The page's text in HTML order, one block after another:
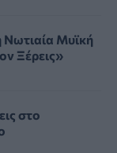
Νωτιαία Μυϊκή
Ξέρεις»
στο